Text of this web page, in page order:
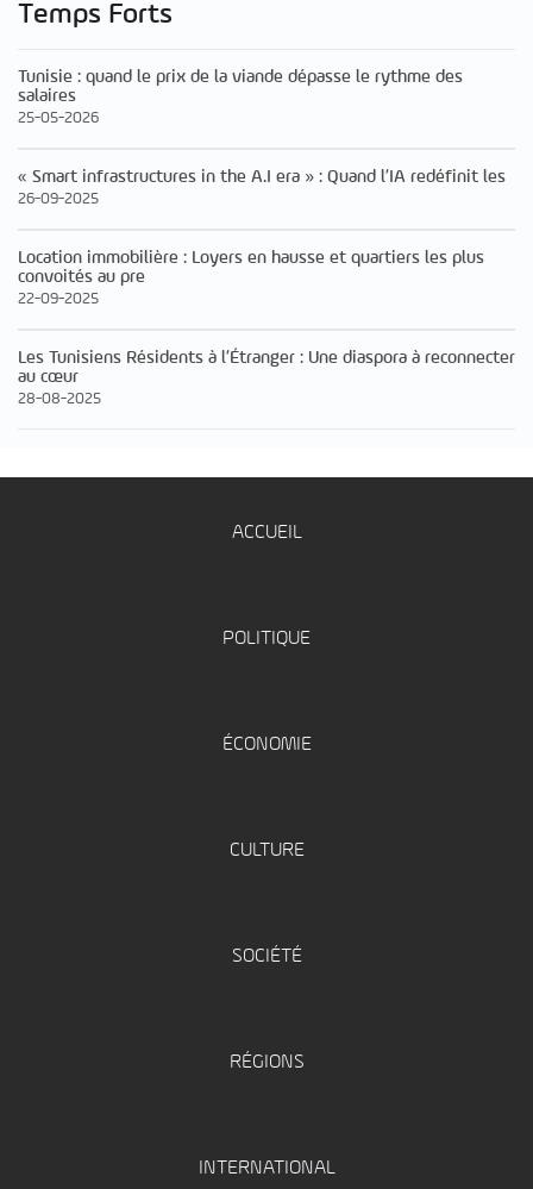
Temps Forts
Tunisie : quand le prix de la viande dépasse le rythme des
salaires
25-05-2026
« Smart infrastructures in the A.I era » : Quand l’IA redéfinit les
26-09-2025
Location immobilière : Loyers en hausse et quartiers les plus
convoités au pre
22-09-2025
Les Tunisiens Résidents à l’Étranger : Une diaspora à reconnecter
au cœur
28-08-2025
ACCUEIL
POLITIQUE
ÉCONOMIE
CULTURE
SOCIÉTÉ
RÉGIONS
INTERNATIONAL